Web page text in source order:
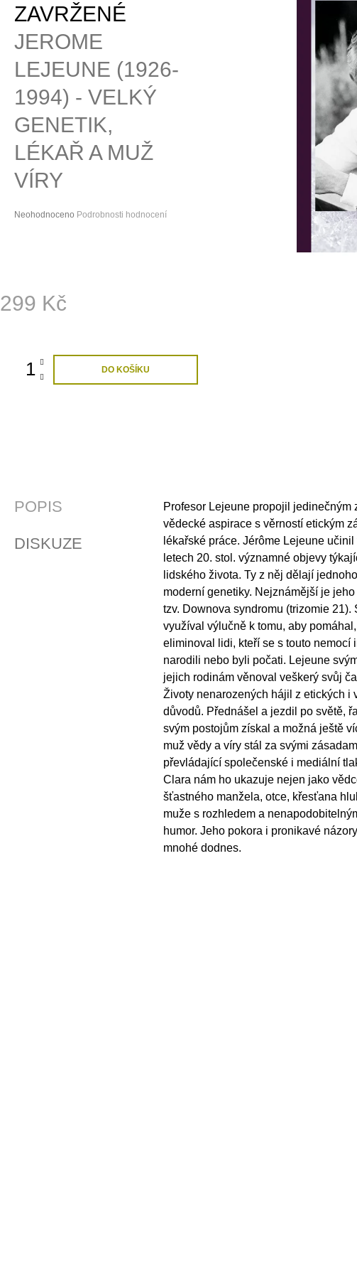
ZAVRŽENÉ
JEROME
LEJEUNE (1926-
1994) - VELKÝ
GENETIK,
LÉKAŘ A MUŽ
VÍRY
Průměrné
hvězdiček.
Neohodnoceno Podrobnosti hodnocení
299 Kč
DO KOŠÍKU
POPIS
DISKUZE
Profesor Lejeune propojil jedinečným
vědecké aspirace s věrností etickým
lékařské práce. Jérôme Lejeune
letech 20. stol. významné objevy
lidského života. Ty z něj dělají
moderní genetiky. Nejznámější je
tzv. Downova syndromu (trizomie 21).
využíval výlučně k tomu, aby
eliminoval lidi, kteří se s touto nemocí
narodili nebo byli počati. Lejeune
jejich rodinám věnoval veškerý svůj
Životy nenarozených hájil z etických i
důvodů. Přednášel a jezdil po světě,
svým postojům získal a možná ještě
muž vědy a víry stál za svými
převládající společenské i mediální
Clara nám ho ukazuje nejen jako
šťastného manžela, otce, křesťana
muže s rozhledem a
humor. Jeho pokora i pronikavé
mnohé dodnes.
200 Kč